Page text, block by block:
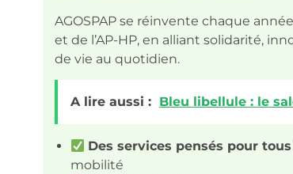
AGOSPAP se réinvente chaque
et de l’AP-HP, en alliant solidarité,
de vie au quotidien.
A lire aussi : Bleu libellule : le
Des services pensés pour
mobilité